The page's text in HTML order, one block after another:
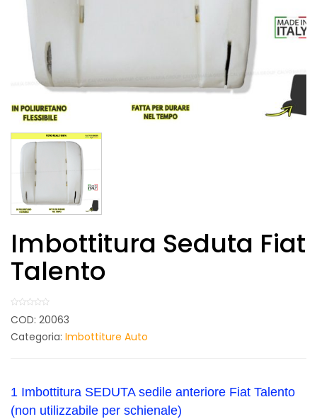
Imbottitura Seduta Fiat
Talento
COD: 20063
Categoria: Imbottiture Auto
1 Imbottitura SEDUTA sedile anteriore Fiat Talento
(non utilizzabile per schienale)